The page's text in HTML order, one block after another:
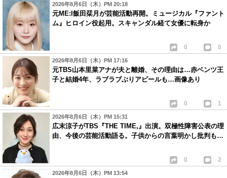
2026年8月6日（木）PM 20:18
元ME:I飯田栞月が芸能活動再開。ミュージカル『ファント
ム』ヒロイン役起用。スキャンダル経て女優に転身か
0 0
2026年8月6日（木）PM 17:16
元TBS山本里菜アナが夫と離婚、その理由は…赤ベンツ王
子と結婚4年、ラブラブぶりアピールも…画像あり
0 1
2026年8月6日（木）PM 15:31
広末涼子がTBS『THE TIME,』出演。双極性障害公表の理
由、今後の芸能活動語る。子供からの言葉明かし批判も…
0 2
2026年8月6日（木）PM 13:54